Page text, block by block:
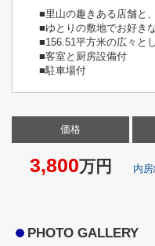
■里山の趣きある店舗と
■ゆとりの敷地でお好き
■156.51平方米の広々と
■客室と厨房設備付
■駐車場付
価格
3,800万円
内房
PHOTO GALLERY